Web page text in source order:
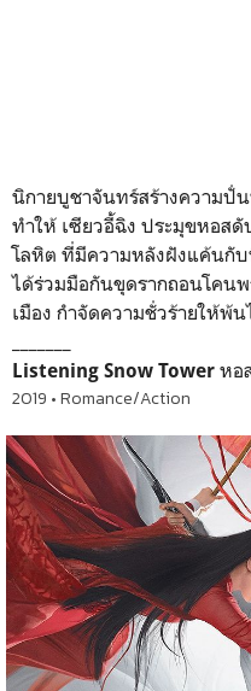
นิกายบูชาจันทร์สร้างความปั่
ทำให้ เซียวอี้ฉิง ประมุขหอสดั
โลหิต ที่มีความหลังฝังแค้นกั
ได้ร่วมมือกันขุดรากถอนโคน
เมือง กำจัดความชั่วร้ายให้พ้
Listening Snow Tower หอ
2019 • Romance/Action